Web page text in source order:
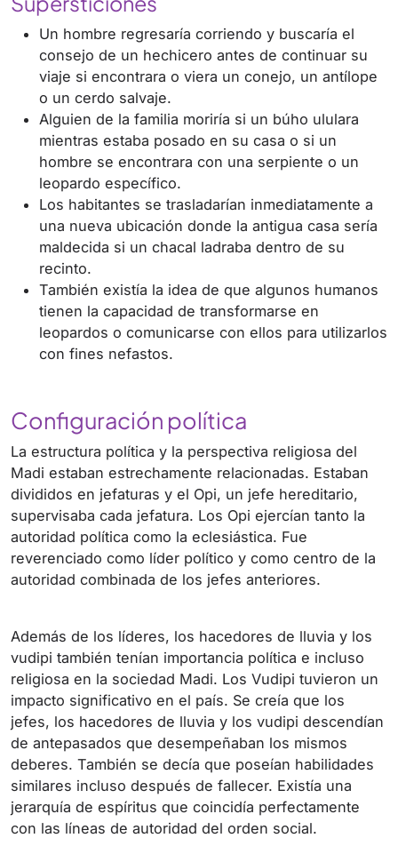
Un hombre regresaría corriendo y buscaría el
consejo de un hechicero antes de continuar su
viaje si encontrara o viera un conejo, un antílope
o un cerdo salvaje.
Alguien de la familia moriría si un búho ululara
mientras estaba posado en su casa o si un
hombre se encontrara con una serpiente o un
leopardo específico.
Los habitantes se trasladarían inmediatamente a
una nueva ubicación donde la antigua casa sería
maldecida si un chacal ladraba dentro de su
recinto.
También existía la idea de que algunos humanos
tienen la capacidad de transformarse en
leopardos o comunicarse con ellos para utilizarlos
con fines nefastos.
Configuración política
La estructura política y la perspectiva religiosa del
Madi estaban estrechamente relacionadas. Estaban
divididos en jefaturas y el Opi, un jefe hereditario,
supervisaba cada jefatura. Los Opi ejercían tanto la
autoridad política como la eclesiástica. Fue
reverenciado como líder político y como centro de la
autoridad combinada de los jefes anteriores.
Además de los líderes, los hacedores de lluvia y los
vudipi también tenían importancia política e incluso
religiosa en la sociedad Madi. Los Vudipi tuvieron un
impacto significativo en el país. Se creía que los
jefes, los hacedores de lluvia y los vudipi descendían
de antepasados ​​que desempeñaban los mismos
deberes. También se decía que poseían habilidades
similares incluso después de fallecer. Existía una
jerarquía de espíritus que coincidía perfectamente
con las líneas de autoridad del orden social.